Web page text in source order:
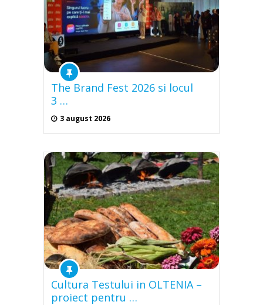
The Brand Fest 2026 si locul
3 …
3 august 2026
Cultura Testului in OLTENIA –
proiect pentru …